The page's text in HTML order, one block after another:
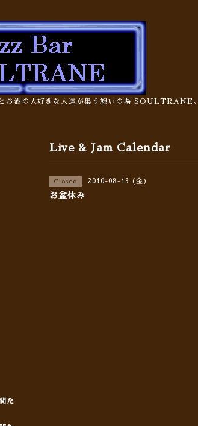
お酒の大好きな人達が集う憩いの場 SOULTRANE。
Live & Jam Calendar
Closed 2010-08-13 (金)
お盆休み
た